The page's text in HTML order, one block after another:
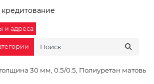
и адреса
30 мм, 0.5/0.5, Полиуретан матовый